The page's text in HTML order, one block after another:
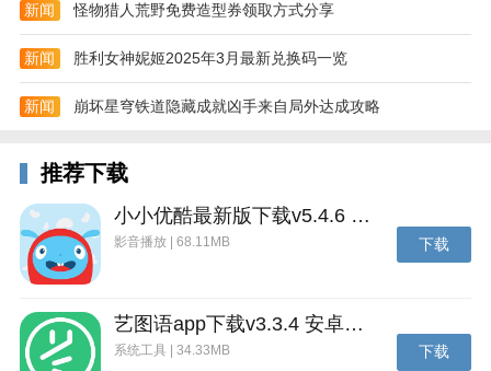
新闻 怪物猎人荒野免费造型券领取方式分享
新闻 胜利女神妮姬2025年3月最新兑换码一览
新闻 崩坏星穹铁道隐藏成就凶手来自局外达成攻略
推荐下载
小小优酷最新版下载v5.4.6 安卓官方版
影音播放 | 68.11MB 下载
艺图语app下载v3.3.4 安卓免费版
系统工具 | 34.33MB 下载